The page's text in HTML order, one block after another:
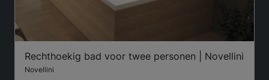
Rechthoekig bad voor twee personen | Novellini
Novellini